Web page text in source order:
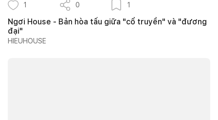
1 0 1
Ngơi House - Bản hòa tấu giữa "cổ truyền" và "đương
đại"
HIEUHOUSE